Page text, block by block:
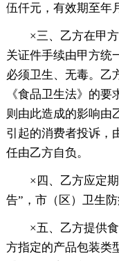
伍仟元，有效期至年
×三、乙方在甲
关证件手续由甲方统
必须卫生、无毒。乙
《食品卫生法》的
则由此造成的影响由
引起的消费者投诉，
任由乙方自负。
×四、乙方应定
告”，市（区）卫生
×五、乙方提供
方指定的产品包装类